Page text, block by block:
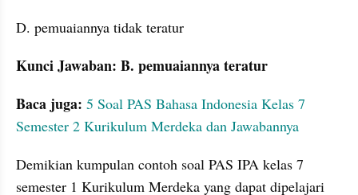
D. pemuaiannya tidak teratur
Kunci Jawaban: B. pemuaiannya teratur
Baca juga: 5 Soal PAS Bahasa Indonesia Kelas 7
Semester 2 Kurikulum Merdeka dan Jawabannya
Demikian kumpulan contoh soal PAS IPA kelas 7
semester 1 Kurikulum Merdeka yang dapat dipelajari